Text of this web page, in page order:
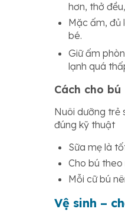
hơn, thở
Mặc ấm, đủ
bé.
Giữ ấm
lạnh quá
Cách cho bú
Nuôi dưỡng trẻ
đúng kỹ thuật
Sữa mẹ là
Cho bú
Mỗi cữ bú
Vệ sinh –